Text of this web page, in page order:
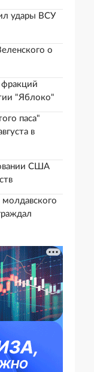
удары ВСУ
о
"Яблоко"
паса"
в
США